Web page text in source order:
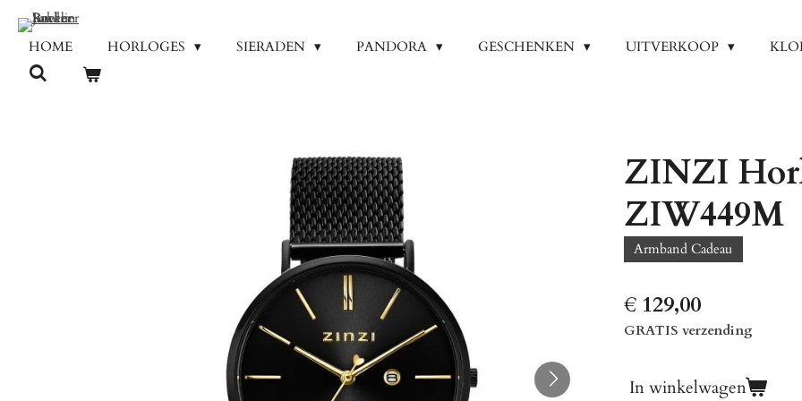
Ga
direct
HOME HORLOGES SIERADEN PANDORA GESCHENKEN UITVERKOOP
ZINZI
ZIW449M
Armband Cadeau
€ 129,00
GRATIS verzending
In winkelwagen